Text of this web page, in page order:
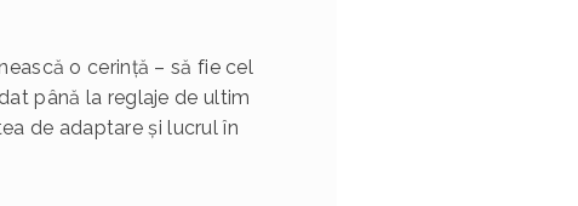
o cerință – să fie cel
până la reglaje de ultim
de adaptare și lucrul în